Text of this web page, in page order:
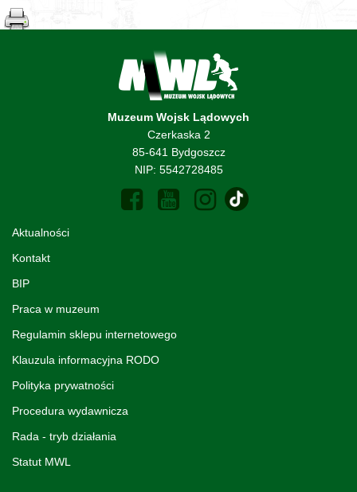
Muzeum Wojsk Lądowych
Czerkaska 2
85-641 Bydgoszcz
NIP: 5542728485
Aktualności
Kontakt
BIP
Praca w muzeum
Regulamin sklepu internetowego
Klauzula informacyjna RODO
Polityka prywatności
Procedura wydawnicza
Rada - tryb działania
Statut MWL